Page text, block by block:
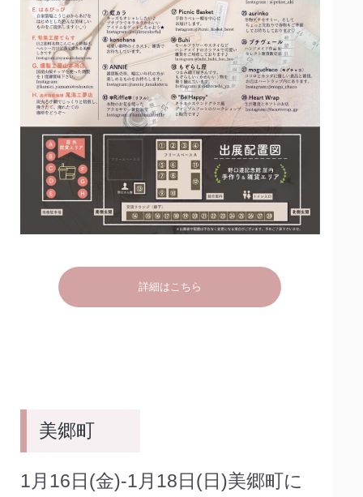
詳細はこちら
美郷町
1月16日(金)‐1月18日(日)美郷町に